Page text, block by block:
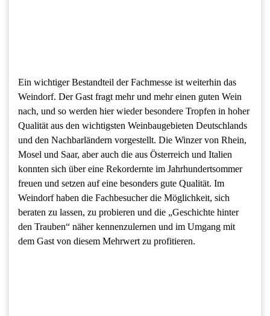
Ein wichtiger Bestandteil der Fachmesse ist weiterhin das
Weindorf. Der Gast fragt mehr und mehr einen guten Wein
nach, und so werden hier wieder besondere Tropfen in hoher
Qualität aus den wichtigsten Weinbaugebieten Deutschlands
und den Nachbarländern vorgestellt. Die Winzer von Rhein,
Mosel und Saar, aber auch die aus Österreich und Italien
konnten sich über eine Rekordernte im Jahrhundertsommer
freuen und setzen auf eine besonders gute Qualität. Im
Weindorf haben die Fachbesucher die Möglichkeit, sich
beraten zu lassen, zu probieren und die „Geschichte hinter
den Trauben“ näher kennenzulernen und im Umgang mit
dem Gast von diesem Mehrwert zu profitieren.